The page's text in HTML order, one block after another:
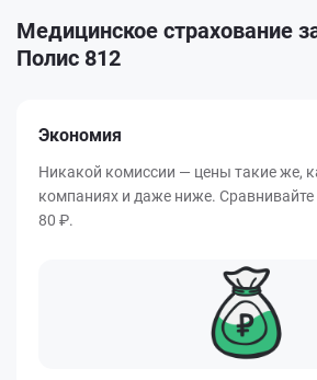
Медицинское страхование
Полис 812
Экономия
Никакой комиссии — цены такие же,
компаниях и даже ниже.
80 ₽.